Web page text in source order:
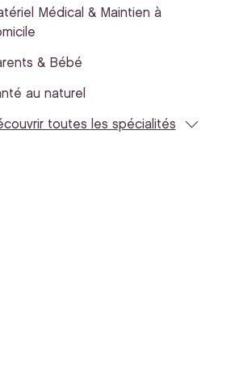
Médical & Maintien à
& Bébé
au naturel
toutes les spécialités